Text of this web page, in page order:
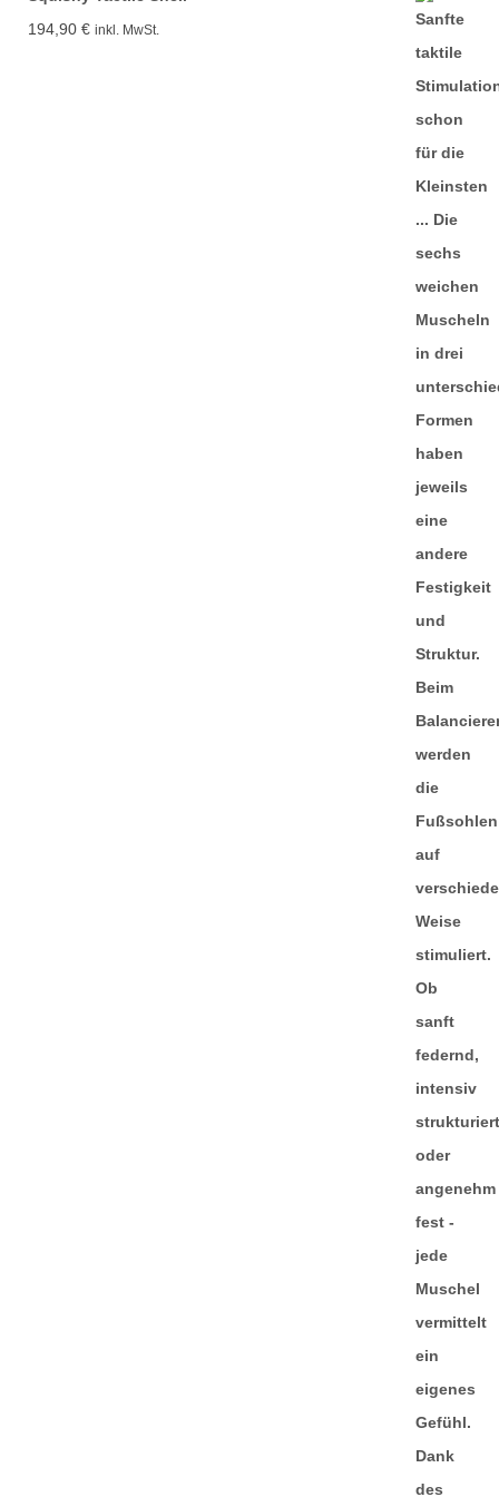
194,90 € inkl. MwSt.